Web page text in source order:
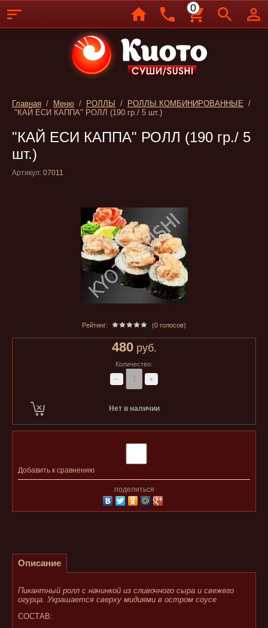
Главная / Меню / РОЛЛЫ / РОЛЛЫ КОМБИНИРОВАННЫЕ /
"КАЙ ЕСИ КАППА" РОЛЛ (190 гр./ 5 шт.)
"КАЙ ЕСИ КАППА" РОЛЛ (190 гр./ 5
шт.)
Артикул: 07011
Рейтинг: (0 голосов)
480руб.
Количество:
− +
Нет в наличии
Добавить к сравнению
поделиться
Описание
Пикантный ролл с начинкой из сливочного сыра и свежего
огурца. Украшается сверху мидиями в остром соусе
СОСТАВ:
0